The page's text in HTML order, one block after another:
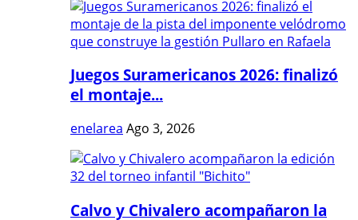
Juegos Suramericanos 2026: finalizó
el montaje...
enelarea Ago 3, 2026
Calvo y Chivalero acompañaron la